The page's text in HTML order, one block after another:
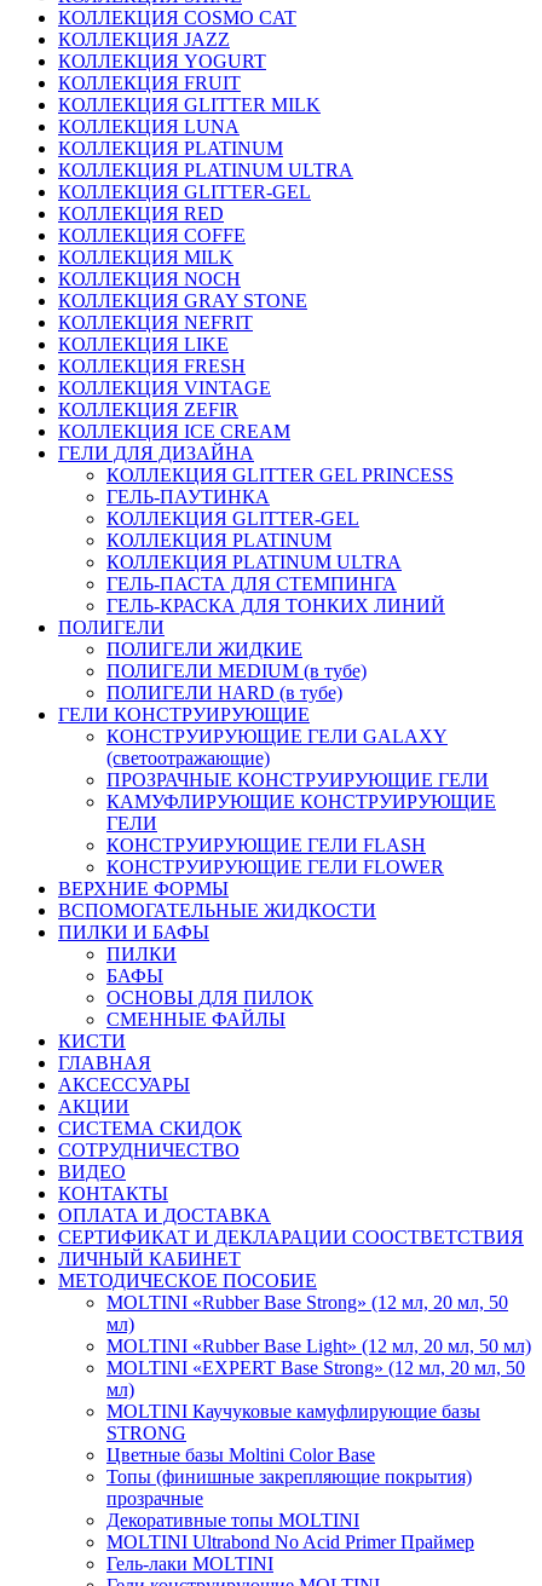
КОЛЛЕКЦИЯ COSMO CAT
КОЛЛЕКЦИЯ JAZZ
КОЛЛЕКЦИЯ YOGURT
КОЛЛЕКЦИЯ FRUIT
КОЛЛЕКЦИЯ GLITTER MILK
КОЛЛЕКЦИЯ LUNA
КОЛЛЕКЦИЯ PLATINUM
КОЛЛЕКЦИЯ PLATINUM ULTRA
КОЛЛЕКЦИЯ GLITTER-GEL
КОЛЛЕКЦИЯ RED
КОЛЛЕКЦИЯ COFFE
КОЛЛЕКЦИЯ MILK
КОЛЛЕКЦИЯ NOCH
КОЛЛЕКЦИЯ GRAY STONE
КОЛЛЕКЦИЯ NEFRIT
КОЛЛЕКЦИЯ LIKE
КОЛЛЕКЦИЯ FRESH
КОЛЛЕКЦИЯ VINTAGE
КОЛЛЕКЦИЯ ZEFIR
КОЛЛЕКЦИЯ ICE CREAM
ГЕЛИ ДЛЯ ДИЗАЙНА
КОЛЛЕКЦИЯ GLITTER GEL PRINCESS
ГЕЛЬ-ПАУТИНКА
КОЛЛЕКЦИЯ GLITTER-GEL
КОЛЛЕКЦИЯ PLATINUM
КОЛЛЕКЦИЯ PLATINUM ULTRA
ГЕЛЬ-ПАСТА ДЛЯ СТЕМПИНГА
ГЕЛЬ-КРАСКА ДЛЯ ТОНКИХ ЛИНИЙ
ПОЛИГЕЛИ
ПОЛИГЕЛИ ЖИДКИЕ
ПОЛИГЕЛИ MEDIUM (в тубе)
ПОЛИГЕЛИ HARD (в тубе)
ГЕЛИ КОНСТРУИРУЮЩИЕ
КОНСТРУИРУЮЩИЕ ГЕЛИ GALAXY
(светоотражающие)
ПРОЗРАЧНЫЕ КОНСТРУИРУЮЩИЕ ГЕЛИ
КАМУФЛИРУЮЩИЕ КОНСТРУИРУЮЩИЕ
ГЕЛИ
КОНСТРУИРУЮЩИЕ ГЕЛИ FLASH
КОНСТРУИРУЮЩИЕ ГЕЛИ FLOWER
ВЕРХНИЕ ФОРМЫ
ВСПОМОГАТЕЛЬНЫЕ ЖИДКОСТИ
ПИЛКИ И БАФЫ
ПИЛКИ
БАФЫ
ОСНОВЫ ДЛЯ ПИЛОК
СМЕННЫЕ ФАЙЛЫ
КИСТИ
ГЛАВНАЯ
АКСЕССУАРЫ
АКЦИИ
СИСТЕМА СКИДОК
СОТРУДНИЧЕСТВО
ВИДЕО
КОНТАКТЫ
ОПЛАТА И ДОСТАВКА
СЕРТИФИКАТ И ДЕКЛАРАЦИИ СООСТВЕТСТВИЯ
ЛИЧНЫЙ КАБИНЕТ
МЕТОДИЧЕСКОЕ ПОСОБИЕ
MOLTINI «Rubber Base Strong» (12 мл, 20 мл, 50
мл)
MOLTINI «Rubber Base Light» (12 мл, 20 мл, 50 мл)
MOLTINI «EXPERT Base Strong» (12 мл, 20 мл, 50
мл)
MOLTINI Каучуковые камуфлирующие базы
STRONG
Цветные базы Moltini Color Base
Топы (финишные закрепляющие покрытия)
прозрачные
Декоративные топы MOLTINI
MOLTINI Ultrabond No Acid Primer Праймер
Гель-лаки MOLTINI